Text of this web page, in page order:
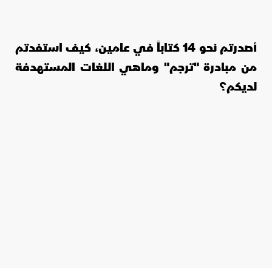
أصدرتم نحو 14 كتاباً في عامين، كيف استفدتم
من مبادرة "ترجم" وماهي اللغات المستهدفة
لديكم؟